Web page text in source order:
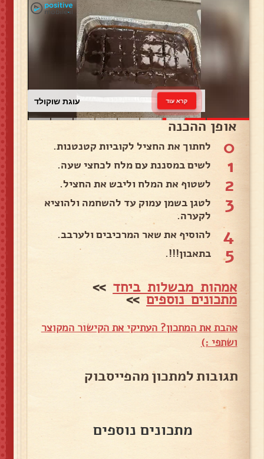
עוגת שוקולד קרא עוד
אופן ההכנה
0 לחתוך את החציל לקוביות קטנטנות.
1 לשים במסננת עם מלח לכחצי שעה.
2 לשטוף את המלח וליבש את החציל.
3
לטגן בשמן עמוק עד להשחמה ולהוציא
לקערה.
4 להוסיף את שאר המרכיבים ולערבב.
5 בתאבון!!!.
אמהות מבשלות ביחד >>
מתכונים נוספים>>
אהבת את המתכון? העתיקי את הקישור המקוצר
ושתפי :)
תגובות למתכון מהפייסבוק
מתכונים נוספים